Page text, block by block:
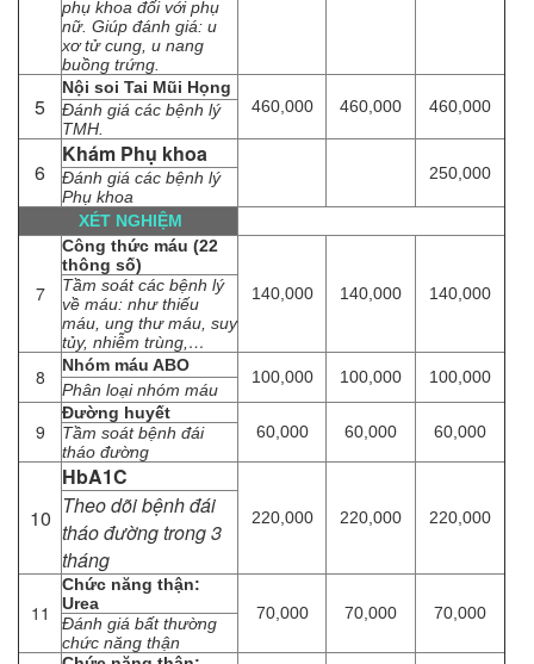
phụ khoa đối với phụ
nữ. Giúp đánh giá: u
xơ tử cung, u nang
buồng trứng.
5
Nội soi Tai Mũi Họng
460,000
460,000 460,000
Đánh giá các bệnh lý
TMH.
6
Khám Phụ khoa
250,000
Đánh giá các bệnh lý
Phụ khoa
XÉT NGHIỆM
7
Công thức máu (22
thông số)
140,000
140,000 140,000
Tầm soát các bệnh lý
về máu: như thiếu
máu, ung thư máu, suy
tủy, nhiễm trùng,…
8 Nhóm máu ABO
100,000 100,000 100,000
Phân loại nhóm máu
9
Đường huyết
60,000
60,000 60,000
Tầm soát bệnh đái
tháo đường
10
HbA1C
220,000 220,000 220,000
Theo dõi bệnh đái
tháo đường trong 3
tháng
11
Chức năng thận:
Urea
70,000 70,000 70,000
Đánh giá bất thường
chức năng thận